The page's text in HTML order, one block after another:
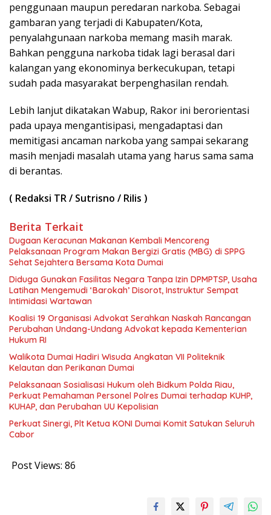
penggunaan maupun peredaran narkoba. Sebagai
gambaran yang terjadi di Kabupaten/Kota,
penyalahgunaan narkoba memang masih marak.
Bahkan pengguna narkoba tidak lagi berasal dari
kalangan yang ekonominya berkecukupan, tetapi
sudah pada masyarakat berpenghasilan rendah.
Lebih lanjut dikatakan Wabup, Rakor ini berorientasi
pada upaya mengantisipasi, mengadaptasi dan
memitigasi ancaman narkoba yang sampai sekarang
masih menjadi masalah utama yang harus sama sama
di berantas.
( Redaksi TR / Sutrisno / Rilis )
Berita Terkait
Dugaan Keracunan Makanan Kembali Mencoreng
Pelaksanaan Program Makan Bergizi Gratis (MBG) di SPPG
Sehat Sejahtera Bersama Kota Dumai
Diduga Gunakan Fasilitas Negara Tanpa Izin DPMPTSP, Usaha
Latihan Mengemudi ‘Barokah’ Disorot, Instruktur Sempat
Intimidasi Wartawan
Koalisi 19 Organisasi Advokat Serahkan Naskah Rancangan
Perubahan Undang-Undang Advokat kepada Kementerian
Hukum RI
Walikota Dumai Hadiri Wisuda Angkatan VII Politeknik
Kelautan dan Perikanan Dumai
Pelaksanaan Sosialisasi Hukum oleh Bidkum Polda Riau,
Perkuat Pemahaman Personel Polres Dumai terhadap KUHP,
KUHAP, dan Perubahan UU Kepolisian
Perkuat Sinergi, Plt Ketua KONI Dumai Komit Satukan Seluruh
Cabor
Post Views: 86